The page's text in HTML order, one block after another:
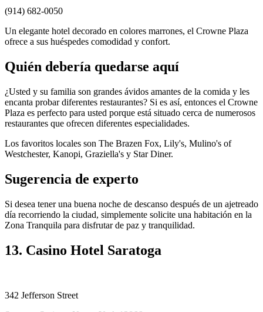
(914) 682-0050
Un elegante hotel decorado en colores marrones, el Crowne Plaza
ofrece a sus huéspedes comodidad y confort.
Quién debería quedarse aquí
¿Usted y su familia son grandes ávidos amantes de la comida y les
encanta probar diferentes restaurantes? Si es así, entonces el Crowne
Plaza es perfecto para usted porque está situado cerca de numerosos
restaurantes que ofrecen diferentes especialidades.
Los favoritos locales son The Brazen Fox, Lily's, Mulino's of
Westchester, Kanopi, Graziella's y Star Diner.
Sugerencia de experto
Si desea tener una buena noche de descanso después de un ajetreado
día recorriendo la ciudad, simplemente solicite una habitación en la
Zona Tranquila para disfrutar de paz y tranquilidad.
13. Casino Hotel Saratoga
342 Jefferson Street